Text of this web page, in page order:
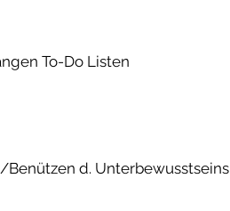
To-Do Listen
d. Unterbewusstseins